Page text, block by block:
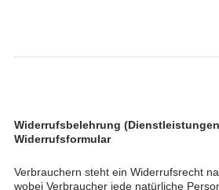
Widerrufsbelehrung
Widerrufsformular
Verbrauchern steht ein Widerrufsrecht
wobei Verbraucher jede natürliche